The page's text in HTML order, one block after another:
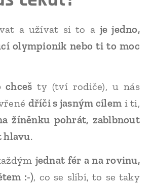
a užívat si to a je jedno,
olympionik nebo ti to moc
chceš ty (tví rodiče), u nás
dříči s jasným cílem i ti,
žíněnku pohrát, zablbnout
hlavu.
jednat fér a na rovinu,
:-), co se slíbí, to se taky